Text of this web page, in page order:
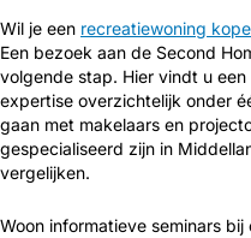
Wil je een recreatiewoning
Een bezoek aan de Second
volgende stap. Hier vindt u
expertise overzichtelijk onder
gaan met makelaars en
gespecialiseerd zijn in
vergelijken.
Woon informatieve seminars